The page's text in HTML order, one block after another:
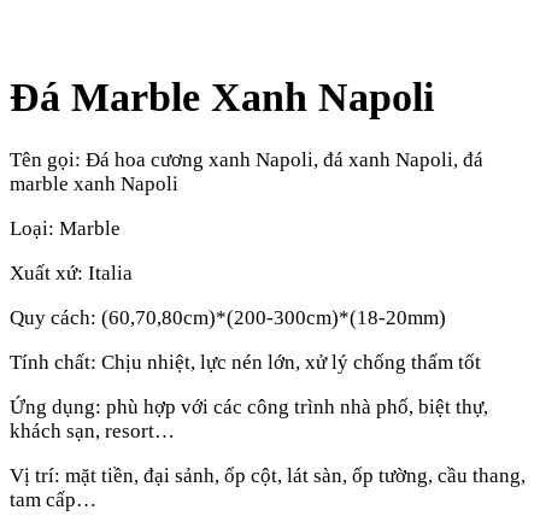
Đá Marble Xanh Napoli
Tên gọi: Đá hoa cương xanh Napoli, đá xanh Napoli, đá
marble xanh Napoli
Loại: Marble
Xuất xứ: Italia
Quy cách: (60,70,80cm)*(200-300cm)*(18-20mm)
Tính chất: Chịu nhiệt, lực nén lớn, xử lý chống thấm tốt
Ứng dụng: phù hợp với các công trình nhà phố, biệt thự,
khách sạn, resort…
Vị trí: mặt tiền, đại sảnh, ốp cột, lát sàn, ốp tường, cầu thang,
tam cấp…